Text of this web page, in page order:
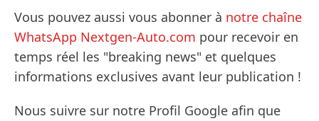
Vous pouvez aussi vous abonner à notre chaîne
WhatsApp Nextgen-Auto.com pour recevoir en
temps réel les "breaking news" et quelques
informations exclusives avant leur publication !
Nous suivre sur notre Profil Google afin que